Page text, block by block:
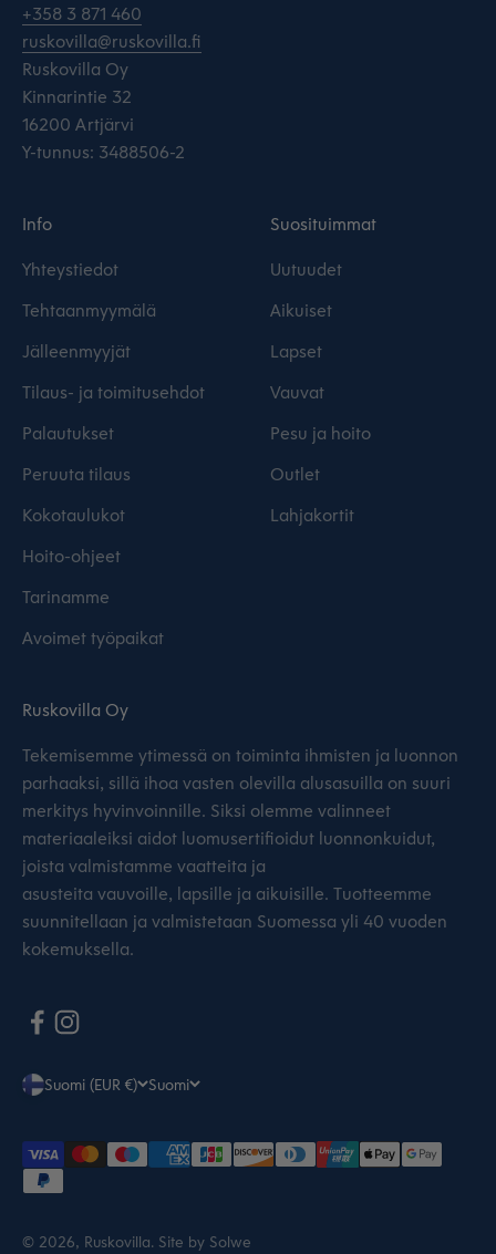
+358 3 871 460
ruskovilla@ruskovilla.fi
Ruskovilla Oy
Kinnarintie 32
16200 Artjärvi
Y-tunnus: 3488506-2
Info
Yhteystiedot
Tehtaanmyymälä
Jälleenmyyjät
Tilaus- ja toimitusehdot
Palautukset
Peruuta tilaus
Kokotaulukot
Hoito-ohjeet
Tarinamme
Avoimet työpaikat
Suosituimmat
Uutuudet
Aikuiset
Lapset
Vauvat
Pesu ja hoito
Outlet
Lahjakortit
Ruskovilla Oy
Tekemisemme ytimessä on toiminta ihmisten ja luonnon
parhaaksi, sillä ihoa vasten olevilla alusasuilla on suuri
merkitys hyvinvoinnille. Siksi olemme valinneet
materiaaleiksi aidot luomusertifioidut luonnonkuidut,
joista valmistamme vaatteita ja
asusteita vauvoille, lapsille ja aikuisille. Tuotteemme
suunnitellaan ja valmistetaan Suomessa yli 40 vuoden
kokemuksella.
Suomi (EUR €) Suomi
© 2026, Ruskovilla. Site by Solwe